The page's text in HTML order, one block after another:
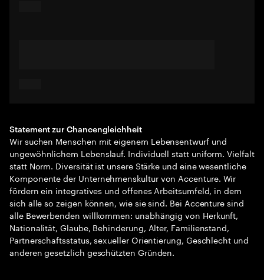
Statement zur Chancengleichheit
Wir suchen Menschen mit eigenem Lebensentwurf und
ungewöhnlichem Lebenslauf. Individuell statt uniform. Vielfalt
statt Norm. Diversität ist unsere Stärke und eine wesentliche
Komponente der Unternehmenskultur von Accenture. Wir
fördern ein integratives und offenes Arbeitsumfeld, in dem
sich alle so zeigen können, wie sie sind. Bei Accenture sind
alle Bewerbenden willkommen: unabhängig von Herkunft,
Nationalität, Glaube, Behinderung, Alter, Familienstand,
Partnerschaftsstatus, sexueller Orientierung, Geschlecht und
anderen gesetzlich geschützten Gründen.